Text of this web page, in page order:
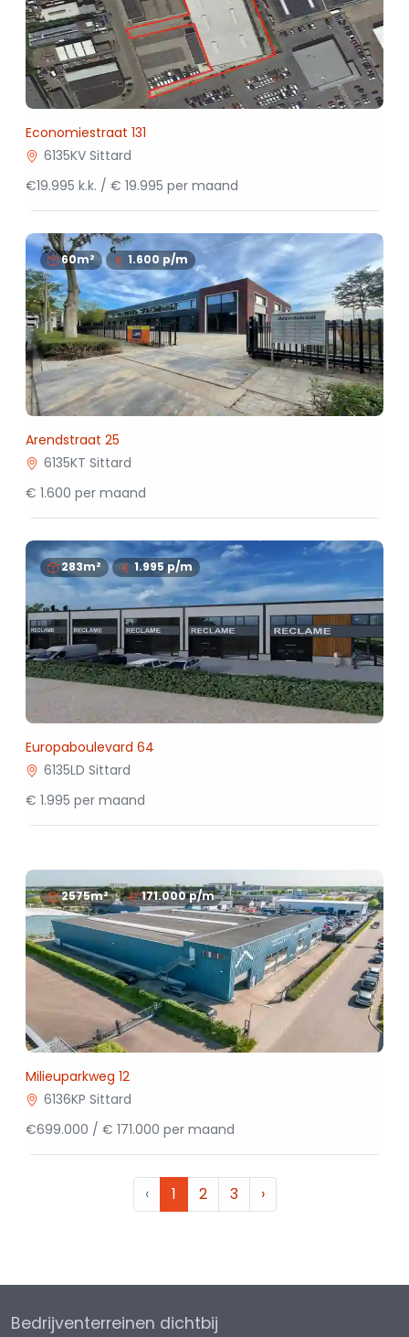
Economiestraat 131
6135KV Sittard
€19.995 k.k. / € 19.995 per maand
60m² 1.600 p/m
Arendstraat 25
6135KT Sittard
€ 1.600 per maand
283m² 1.995p/m
Europaboulevard 64
6135LD Sittard
€ 1.995 per maand
2575m² 171.000p/m
Milieuparkweg 12
6136KP Sittard
€699.000 / € 171.000 per maand
‹ 1 2 3 ›
Bedrijventerreinen dichtbij